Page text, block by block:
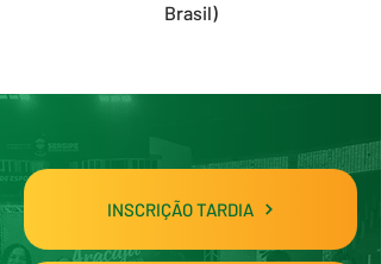
Brasil)
INSCRIÇÃO TARDIA